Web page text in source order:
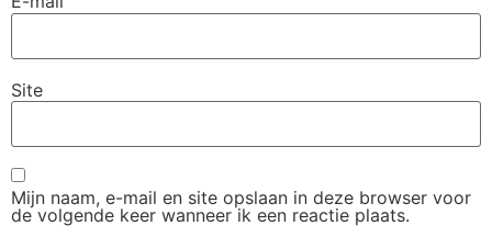
Site
Mijn naam, e-mail en site opslaan in deze browser voor
de volgende keer wanneer ik een reactie plaats.